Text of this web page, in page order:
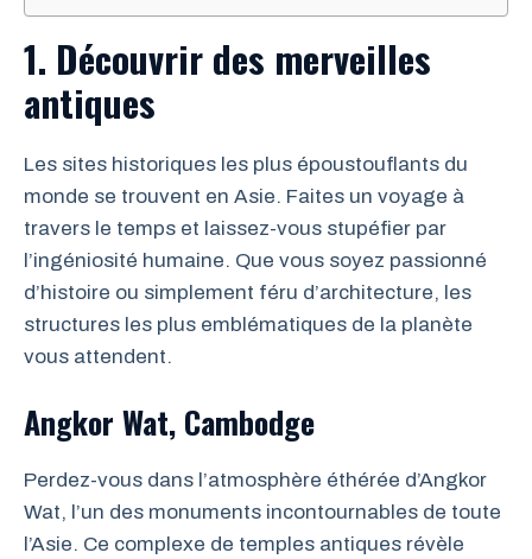
1. Découvrir des merveilles
antiques
Les sites historiques les plus époustouflants du
monde se trouvent en Asie. Faites un voyage à
travers le temps et laissez-vous stupéfier par
l’ingéniosité humaine. Que vous soyez passionné
d’histoire ou simplement féru d’architecture, les
structures les plus emblématiques de la planète
vous attendent.
Angkor Wat, Cambodge
Perdez-vous dans l’atmosphère éthérée d’Angkor
Wat, l’un des monuments incontournables de toute
l’Asie. Ce complexe de temples antiques révèle